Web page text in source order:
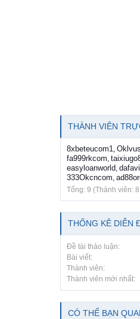
THÀNH VIÊN
8xbeteucom1,
fa999rkcom,
easyloanworld,
333Okcncom,
Tổng: 9 (Thành viên:
THỐNG KÊ DIỄN
Đề tài thảo luận:
Bài viết:
Thành viên:
Thành viên mới nhất:
CÓ THỂ BẠN